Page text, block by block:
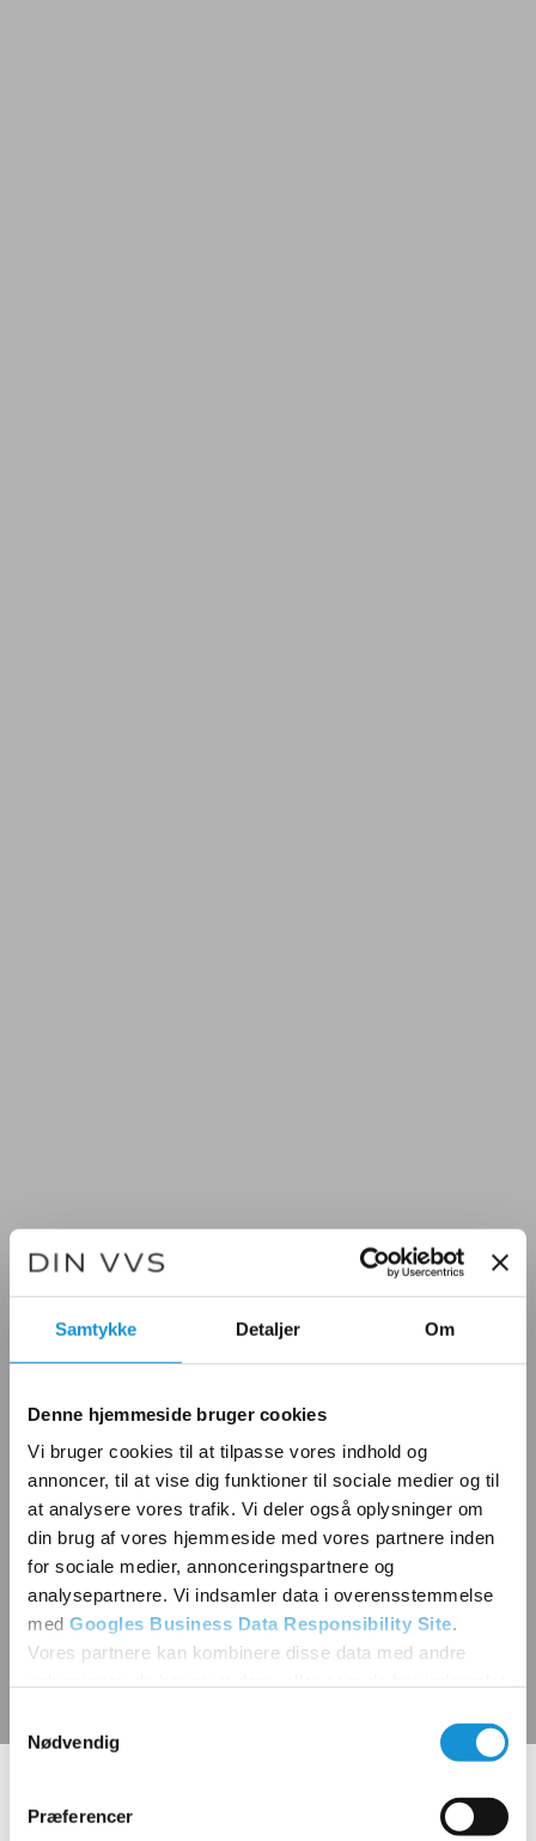
Samtykke Detaljer Om
Denne hjemmeside bruger cookies
Vi bruger cookies til at tilpasse vores indhold og
annoncer, til at vise dig funktioner til sociale medier og til
at analysere vores trafik. Vi deler også oplysninger om
din brug af vores hjemmeside med vores partnere inden
for sociale medier, annonceringspartnere og
analysepartnere. Vi indsamler data i overensstemmelse
med Googles Business Data Responsibility Site.
Vores partnere kan kombinere disse data med andre
Nødvendig
Præferencer
Viden om VVS til erhverv